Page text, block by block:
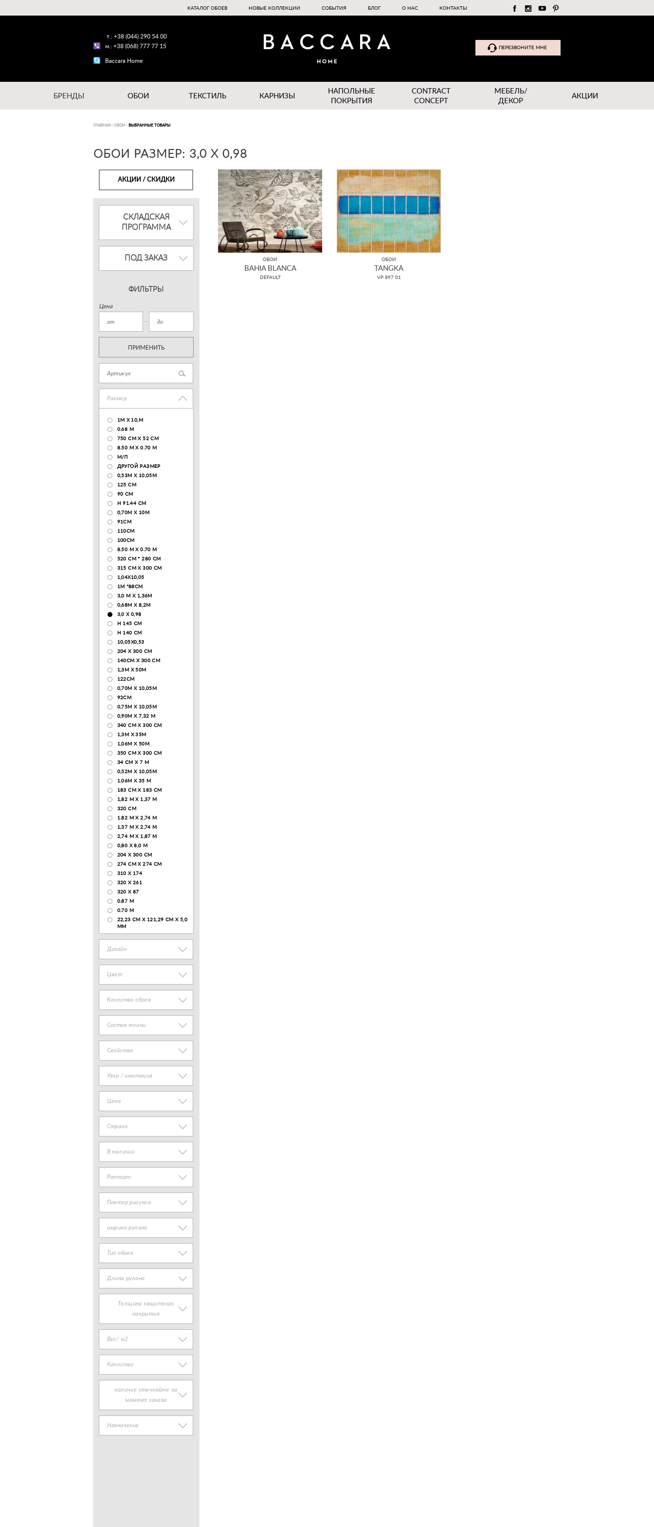
КАТАЛОГ ОБОЕВ НОВЫЕ КОЛЛЕКЦИИ СОБЫТИЯ БЛОГ О НАС КОНТАКТЫ
т.: +38 (044) 290 54 00
м.: +38 (068) 777 77 15
Baccara Home
ПЕРЕЗВОНИТЕ МНЕ
БРЕНДЫ ОБОИ ТЕКСТИЛЬ КАРНИЗЫ
НАПОЛЬНЫЕ
ПОКРЫТИЯ
CONTRACT
CONCEPT
МЕБЕЛЬ/
ДЕКОР
АКЦИИ
ГЛАВНАЯ - ОБОИ - ВЫБРАННЫЕ ТОВАРЫ
ОБОИ РАЗМЕР: 3,0 Х 0,98
АКЦИИ / СКИДКИ
СКЛАДСКАЯ
ПРОГРАММА
ПОД ЗАКАЗ
ФИЛЬТРЫ
Цена
ПРИМЕНИТЬ
Размер
1М Х 10,М
0.68 M
750 CM X 52 CM
8.50 М X 0.70 М
М/П
ДРУГОЙ РАЗМЕР
0,53М Х 10,05М
125 CM
90 СМ
H 91.44 CM
0,70М Х 10М
91СМ
110CM
100CM
8.50 M X 0.70 M
520 СМ * 280 СМ
315 CM X 300 CM
1,04X10,05
1М *88СМ
3,0 М Х 1,36М
0,68М Х 8,2М
3,0 Х 0,98
H 145 CM
H 140 CM
10,05Х0,53
204 Х 300 СМ
140CM X 300 CM
1,3М Х 50М
122СМ
0,70М Х 10,05М
92CM
0,75М Х 10,05М
0,90М Х 7,32 М
340 CM X 300 CM
1,3M X 35M
1,06M X 50M
350 CM X 300 CM
34 CM X 7 M
0,52М Х 10,05М
1.06M X 35 M
183 СМ Х 183 СМ
1,82 М Х 1,37 М
320 CM
1.82 М Х 2,74 М
1,37 М Х 2,74 М
2,74 М Х 1,87 М
0,80 Х 8,0 М
204 Х 300 СМ
274 СМ Х 274 СМ
310 X 174
320 X 261
320 X 87
0.87 M
0.70 M
22,23 CM X 121,29 CM X 5,0
MM
Дизайн
Цвет
Качество обоев
Состав ткани
Свойства
Узор / имитация
Цена
Страна
В наличии
Раппорт
Повтор рисунка
ширина рулона
Тип обоев
Длина рулона
Толщина защитного
покрытия
Вес/ м2
Качество
наличие уточняйте на
момент заказа
Назначение
ОБОИ
BAHIA BLANCA
DEFAULT
ОБОИ
TANGKA
VP 897 01